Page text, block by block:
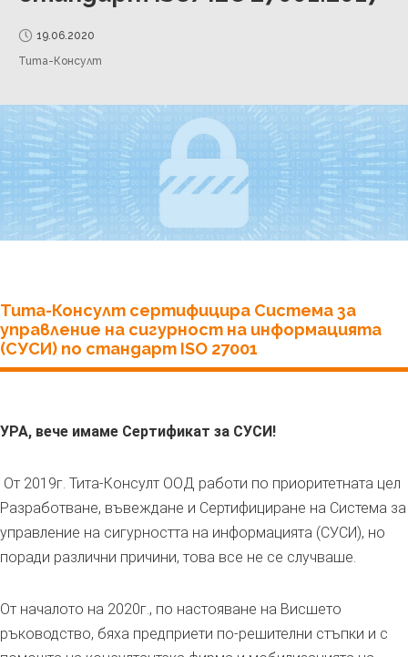
19.06.2020
Тита-Консулт
Тита-Консулт сертифицира Система за
управление на сигурност на информацията
(СУСИ) по стандарт ISO 27001
УРА, вече имаме Сертификат за СУСИ!
От 2019г. Тита-Консулт ООД работи по приоритетната цел
Разработване, въвеждане и Сертифициране на Система за
управление на сигурността на информацията (СУСИ), но
поради различни причини, това все не се случваше.
От началото на 2020г., по настояване на Висшето
ръководство, бяха предприети по-решителни стъпки и с